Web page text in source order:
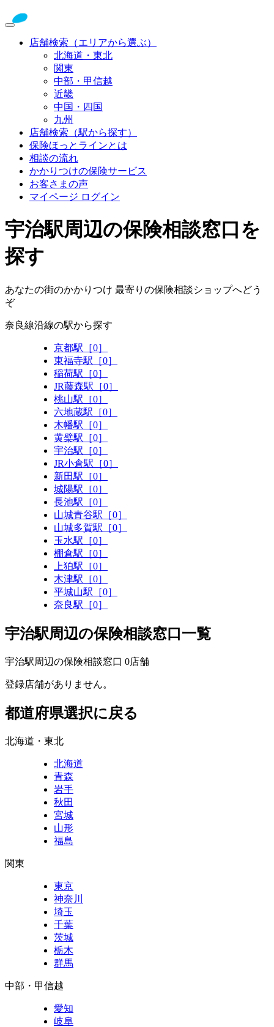
店舗検索（エリアから選ぶ）
北海道・東北
関東
中部・甲信越
近畿
中国・四国
九州
店舗検索（駅から探す）
保険ほっとラインとは
相談の流れ
かかりつけの保険サービス
お客さまの声
マイページ ログイン
宇治駅周辺の保険相談窓口を
探す
あなたの街のかかりつけ 最寄りの保険相談ショップへどう
ぞ
奈良線沿線の駅から探す
京都駅［0］
東福寺駅［0］
稲荷駅［0］
JR藤森駅［0］
桃山駅［0］
六地蔵駅［0］
木幡駅［0］
黄檗駅［0］
宇治駅［0］
JR小倉駅［0］
新田駅［0］
城陽駅［0］
長池駅［0］
山城青谷駅［0］
山城多賀駅［0］
玉水駅［0］
棚倉駅［0］
上狛駅［0］
木津駅［0］
平城山駅［0］
奈良駅［0］
宇治駅周辺の保険相談窓口一覧
宇治駅周辺の保険相談窓口 0店舗
登録店舗がありません。
都道府県選択に戻る
北海道・東北
北海道
青森
岩手
秋田
宮城
山形
福島
関東
東京
神奈川
埼玉
千葉
茨城
栃木
群馬
中部・甲信越
愛知
岐阜